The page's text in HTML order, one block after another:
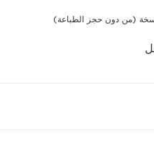
(من دون حجز الطباعة)